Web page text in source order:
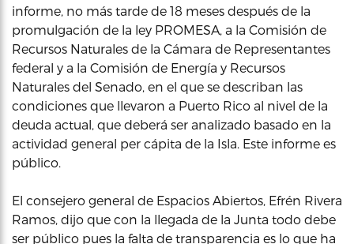
informe, no más tarde de 18 meses después de la
promulgación de la ley PROMESA, a la Comisión de
Recursos Naturales de la Cámara de Representantes
federal y a la Comisión de Energía y Recursos
Naturales del Senado, en el que se describan las
condiciones que llevaron a Puerto Rico al nivel de la
deuda actual, que deberá ser analizado basado en la
actividad general per cápita de la Isla. Este informe es
público.
El consejero general de Espacios Abiertos, Efrén Rivera
Ramos, dijo que con la llegada de la Junta todo debe
ser público pues la falta de transparencia es lo que ha